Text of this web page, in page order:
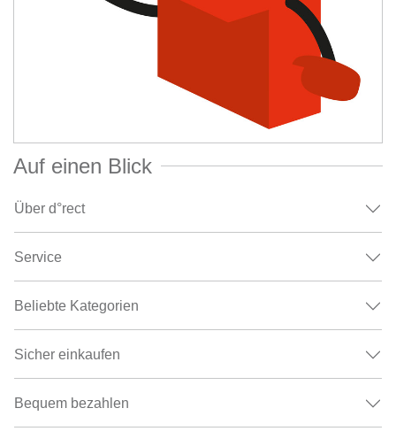
Auf einen Blick
Über d°rect
Service
Beliebte Kategorien
Sicher einkaufen
Bequem bezahlen